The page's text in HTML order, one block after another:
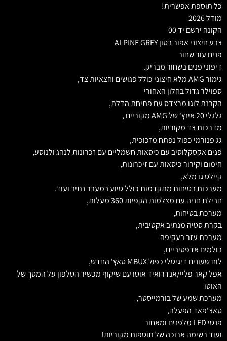
כל תוספת אפשרית!
מודל 2026
הקונה ירשם יד 00
צבע חיצוני אפור בטון ALPINE GREY
פנים עור שחור
דיפוני פנים בשחור מבריק.
גימור AMG מלא חיצוני כולל פגושים וחצאיות צד,
ספוילר גדול בחלון האחורי
הקרנת לוגו מרצדס עם פתיחת הדלת,
גלגלי 20 אינץ' של AMG מקוריים ,
מדרכות צד מקוריות,
גג פנורמי כפול נפתח מזכוכית,
פנים אקסקלוסיב עם כיסאות חשמליים עם זכרונות לנהג ולנוסע,
חימום וקירור כיסאות עם זיכרונות,
קיילס גו מלא,
מערכות בטיחות מתקדמות כולל סיוע במעבר נתיב ועוד.
חבילת חניה עם מצלמות הקפיות 360 מעלות,
מערכת בטיחות,
בקרת סטיה מנתיב אקטיבית,
מערכת עזר בעקיפה
בולמים אדפטיביים,
לוח שעונים דיגיטלי כפול MBUX טאץ' החדש,
אפל קאר פליי/אנדרואיד אוטו עם שיקוף מכשיר הטלפון על המסך של
האוטו
מערכת שמע של בורמייסטר,
טאצ'פאד הפעלה,
פנסי LED מלפנים ומאחור
ועוד רשימה ארוכה של תוספות מקוריות!